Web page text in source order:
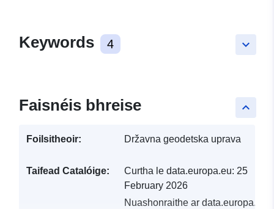
keyboard_arrow_down
Keywords 4
keyboard_arrow_up
Faisnéis bhreise
Foilsitheoir: Državna geodetska uprava
Taifead Catalóige: Curtha le data.europa.eu: 25
February 2026
Nuashonraithe ar data.europa.eu: